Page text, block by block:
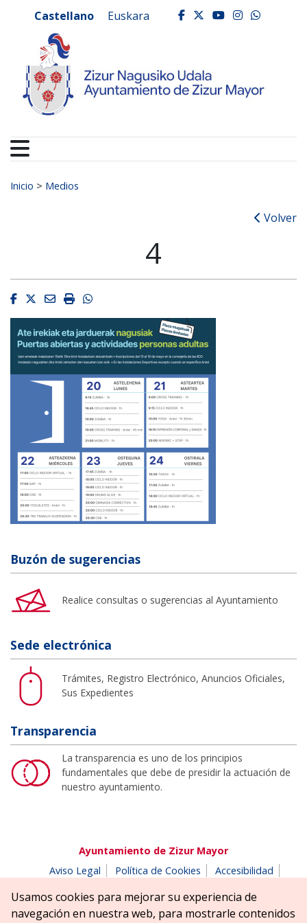
Ayuntamiento de
Castellano Euskara facebook
twitter
youtube
Buscar:
Inicio > Medios
Volver
4
Facebook
Twitter
EmailImprimirWhatsapp
Buzón de sugerencias
Realice consultas o sugerencias al Ayuntamiento
Sede electrónica
Trámites, Registro Electrónico, Anuncios Oficiales,
Sus Expedientes
Transparencia
La transparencia es uno de los principios
fundamentales que debe de presidir la actuación de
nuestro ayuntamiento.
Ayuntamiento de Zizur Mayor
Aviso Legal
Política de Cookies
Accesibilidad
Parque Erreniega parkea, s/n | 31180 Zizur Mayor-Zizur
Nagusia (NAVARRA-NAFARROA)
Usamos cookies para mejorar su experiencia de
navegación en nuestra web, para mostrarle contenidos